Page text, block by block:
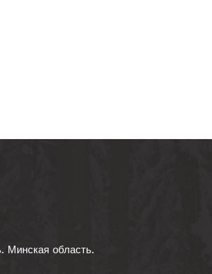
Минская область.